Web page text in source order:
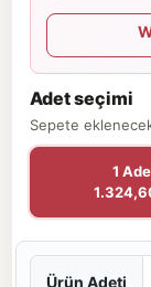
Adet seçimi
Sepete
1
Ürün Adeti